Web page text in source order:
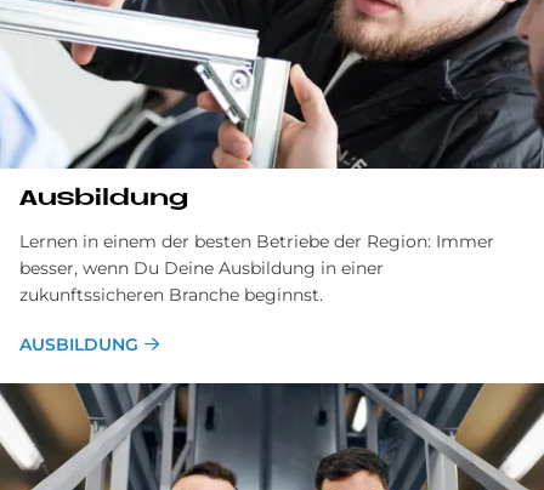
Ausbildung
Lernen in einem der besten Betriebe der Region: Immer
besser, wenn Du Deine Ausbildung in einer
zukunftssicheren Branche beginnst.
AUSBILDUNG